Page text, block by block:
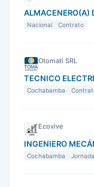
ALMACENERO(A)
Nacional Contrato
Otomati SRL
TECNICO
Cochabamba
Ecovive
INGENIERO
Cochabamba